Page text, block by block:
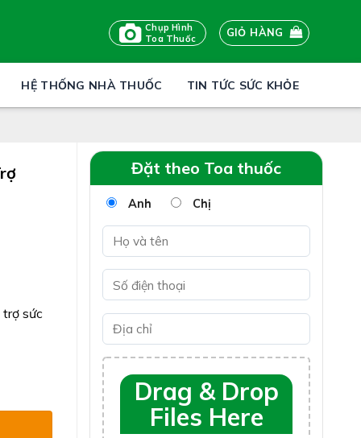
Chụp Hình
Toa Thuốc
GIỎ HÀNG
HỆ THỐNG NHÀ THUỐC TIN TỨC SỨC KHỎE
Đặt theo Toa thuốc
Anh Chị
Drag & Drop
Files Here
sức
Sinh Lực Phái Mạnh số lượng